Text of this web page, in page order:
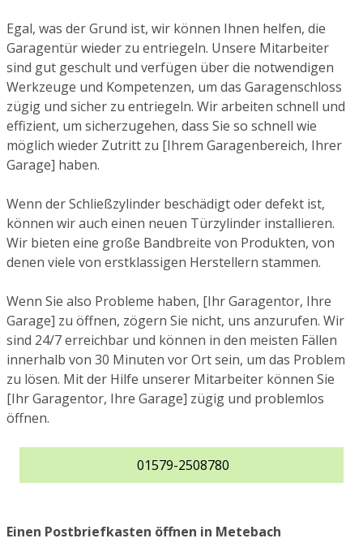
Egal, was der Grund ist, wir können Ihnen helfen, die
Garagentür wieder zu entriegeln. Unsere Mitarbeiter
sind gut geschult und verfügen über die notwendigen
Werkzeuge und Kompetenzen, um das Garagenschloss
zügig und sicher zu entriegeln. Wir arbeiten schnell und
effizient, um sicherzugehen, dass Sie so schnell wie
möglich wieder Zutritt zu [Ihrem Garagenbereich, Ihrer
Garage] haben.
Wenn der Schließzylinder beschädigt oder defekt ist,
können wir auch einen neuen Türzylinder installieren.
Wir bieten eine große Bandbreite von Produkten, von
denen viele von erstklassigen Herstellern stammen.
Wenn Sie also Probleme haben, [Ihr Garagentor, Ihre
Garage] zu öffnen, zögern Sie nicht, uns anzurufen. Wir
sind 24/7 erreichbar und können in den meisten Fällen
innerhalb von 30 Minuten vor Ort sein, um das Problem
zu lösen. Mit der Hilfe unserer Mitarbeiter können Sie
[Ihr Garagentor, Ihre Garage] zügig und problemlos
öffnen.
01579-2508780
Einen Postbriefkasten öffnen in Metebach